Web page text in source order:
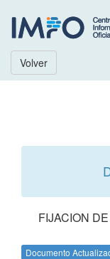
Volver
FIJACION
Documento